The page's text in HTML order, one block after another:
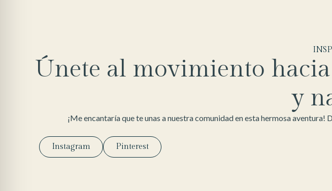
Únete al movimiento
y
¡Me encantaría que te unas a nuestra comunidad en esta hermosa
Instagram Pinterest